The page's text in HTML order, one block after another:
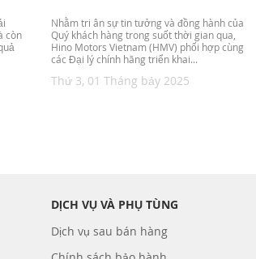
còn
Nhằm tri ân sự tin tưởng và đồng hành của
Quý khách hàng trong suốt thời gian qua,
Hino Motors Vietnam (HMV) phối hợp cùng
các Đại lý chính hãng triển khai...
Thứ 3, 01 Tháng bảy 2025
DỊCH VỤ VÀ PHỤ TÙNG
Dịch vụ sau bán hàng